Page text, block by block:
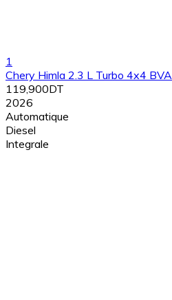
1
Chery Himla 2.3 L Turbo 4x4 BVA
119,900DT
2026
Automatique
Diesel
Integrale